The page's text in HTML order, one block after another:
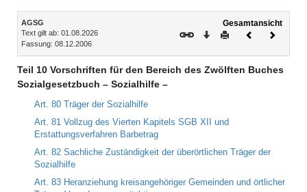
Inhalt
AGSG
Text gilt ab: 01.08.2026
Fassung: 08.12.2006
Gesamtansicht
Download
DruckenVorheriges
Teil 10 Vorschriften für den Bereich des Zwölften Buches
Sozialgesetzbuch – Sozialhilfe –
Art. 80 Träger der Sozialhilfe
Art. 81 Vollzug des Vierten Kapitels SGB XII und
Erstattungsverfahren Barbetrag
Art. 82 Sachliche Zuständigkeit der überörtlichen Träger der
Sozialhilfe
Art. 83 Heranziehung kreisangehöriger Gemeinden und örtlicher